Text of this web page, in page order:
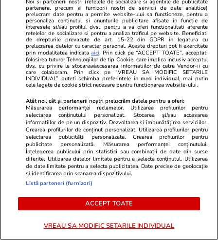
Vacanțe și Cultură 24 iul.
Cum să călătoreşti doar cu
bagajul de mână. Ghid pentru
eficientizarea spaţiului
Lifestyle 22 iul.
Cum păstrăm brânza fără să
mucegăiască
Noi si partenerii nostri (retelele de socializare si agentiile de publicitate
partenere, precum si furnizorii nostri de servicii de date analitice)
prelucram date pentru a permite website-ului sa functioneze, pentru a
personaliza continutul si anunturile publicitare afisate in functie de
interesele si/sau profilul dvs., pentru a va oferi functionalitati aferente
retelelor de socializare si pentru a analiza traficul pe website. Beneficiati
de drepturile prevazute de art. 15-22 din GDPR in legatura cu
prelucrarea datelor cu caracter personal. Aceste drepturi pot fi exercitate
prin modalitatea indicataaici. Prin click pe “ACCEPT TOATE”, acceptati
folosirea tuturor Tehnologiilor de tip Cookie, care implica inclusiv acceptul
dvs. cu privire la stocarea/accesarea informatiilor de catre Vendor-ii cu
care colaboram. Prin click pe “VREAU SA MODIFIC SETARILE
INDIVIDUAL” puteti schimba preferintele in mod individual, mai putin
cele legate de cookie strict necesare pentru functionarea website-ului.
Atât noi, cât și partenerii noștri prelucrăm datele pentru a oferi:
Măsurarea performanței reclamelor. Utilizarea profilurilor pentru
selectarea conținutului personalizat. Stocarea și/sau accesarea
informațiilor de pe un dispozitiv. Dezvoltarea și îmbunătățirea serviciilor.
Crearea profilurilor de conținut personalizat. Utilizarea profilurilor pentru
selectarea publicității personalizate. Crearea profilurilor pentru
publicitate personalizată. Măsurarea performanței conținutului.
Înțelegerea publicului prin statistici sau combinații de date din surse
diferite. Utilizarea datelor limitate pentru a selecta conținutul. Utilizarea
de date limitate pentru a selecta publicitatea. Date precise de geolocație
și identificarea prin scanarea dispozitivului.
Listă parteneri (furnizori)
ACCEPT TOATE
VREAU SA MODIFIC SETARILE INDIVIDUAL